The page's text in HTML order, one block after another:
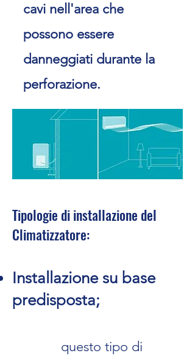
cavi nell'area che
possono essere
danneggiati durante la
perforazione.
Tipologie di installazione del
Climatizzatore:
Installazione su base
predisposta;
questo tipo di